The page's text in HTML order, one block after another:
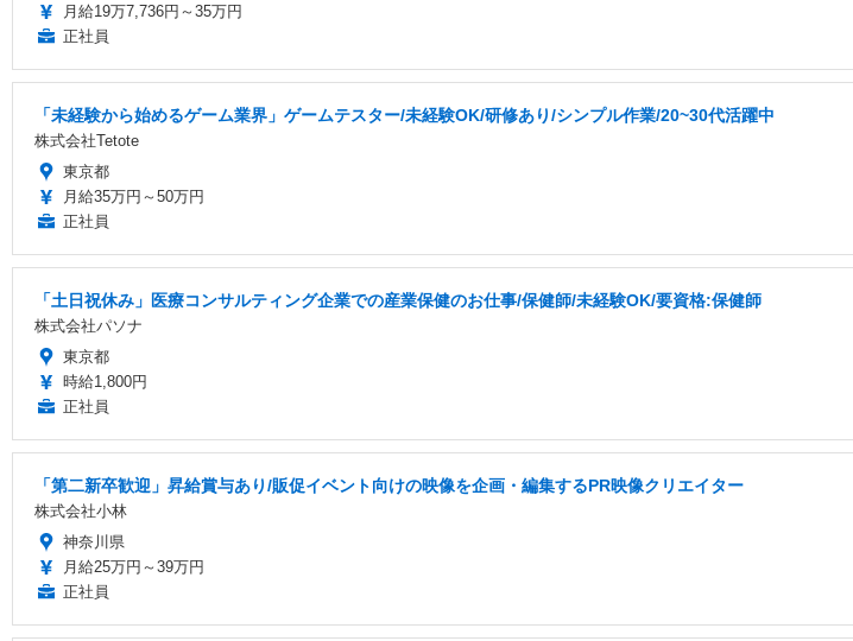
月給19万7,736円～35万円
正社員
「未経験から始めるゲーム業界」ゲームテスター/未経験OK/研修あり/シンプル作業/20~30代活躍中
株式会社Tetote
東京都
月給35万円～50万円
正社員
「土日祝休み」医療コンサルティング企業での産業保健のお仕事/保健師/未経験OK/要資格:保健師
株式会社パソナ
東京都
時給1,800円
正社員
「第二新卒歓迎」昇給賞与あり/販促イベント向けの映像を企画・編集するPR映像クリエイター
株式会社小林
神奈川県
月給25万円～39万円
正社員